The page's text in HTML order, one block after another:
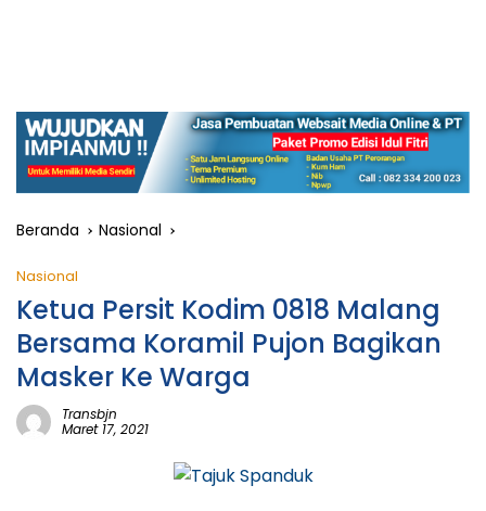
Beranda Nasional
Nasional
Ketua Persit Kodim 0818 Malang
Bersama Koramil Pujon Bagikan
Masker Ke Warga
Transbjn
Maret 17, 2021